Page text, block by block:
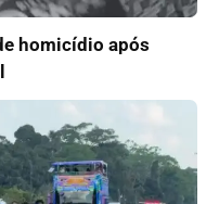
homicídio após